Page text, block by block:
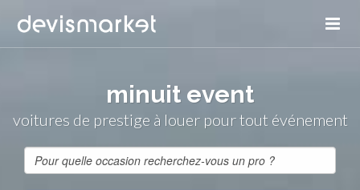
minuit event
voitures de prestige à louer pour tout événement